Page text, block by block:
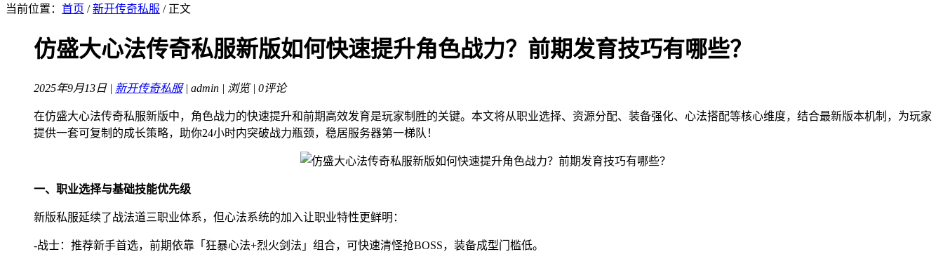
当前位置： 首页 /新开传奇私服 / 正文
仿盛大心法传奇私服新版如何快速提升角色战力？前期发育技巧有哪些？
2025年9月13日 | 新开传奇私服| admin | 浏览 | 0评论
在仿盛大心法传奇私服新版中，角色战力的快速提升和前期高效发育是玩家制胜的关键。本文将从职业选择、资源分配、装备强化、心法搭配等核心维度，结合最新版本机制，为玩家
提供一套可复制的成长策略，助你24小时内突破战力瓶颈，稳居服务器第一梯队！
一、职业选择与基础技能优先级
新版私服延续了战法道三职业体系，但心法系统的加入让职业特性更鲜明：
-战士：推荐新手首选，前期依靠「狂暴心法+烈火剑法」组合，可快速清怪抢BOSS，装备成型门槛低。